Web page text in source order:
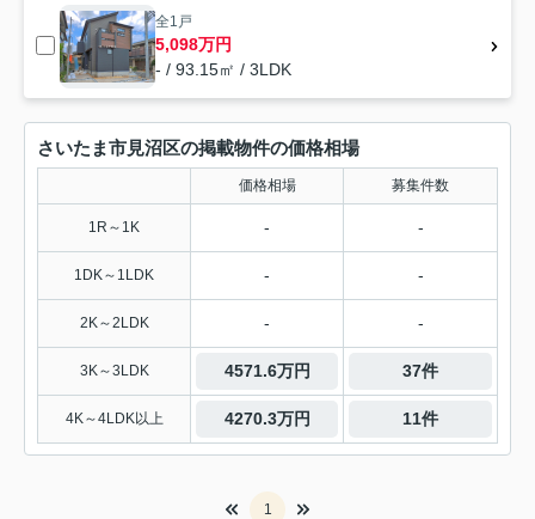
全1戸
5,098万円
- / 93.15㎡ / 3LDK
さいたま市見沼区の掲載物件の価格相場
価格相場 募集件数
1R～1K - -
1DK～1LDK - -
2K～2LDK - -
3K～3LDK 4571.6万円 37件
4K～4LDK以上 4270.3万円 11件
1